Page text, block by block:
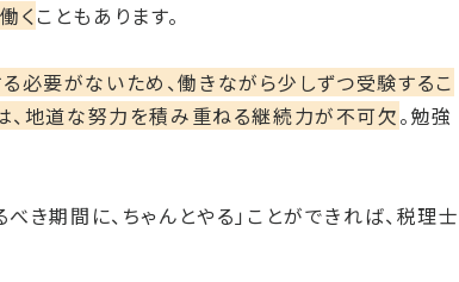
くこともあります。
要がないため、働きながら少しずつ受験するこ
、地道な努力を積み重ねる継続力が不可欠。勉強
き期間に、ちゃんとやる」ことができれば、税理士